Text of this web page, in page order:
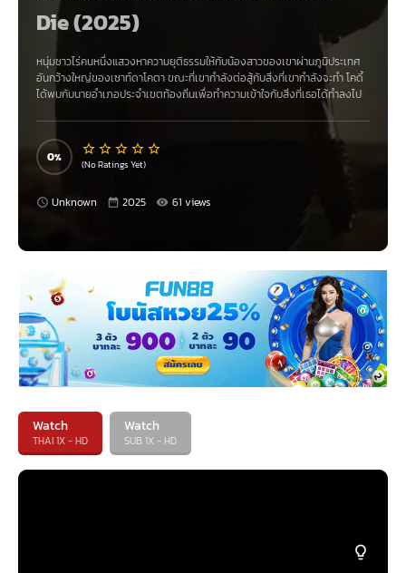
Die (2025)
หนุ่มชาวไร่คนหนึ่งแสวงหาความยุติธรรมให้กับน้องสาวของเขาผ่านภูมิประเทศ
อันกว้างใหญ่ของเซาท์ดาโคตา ขณะที่เขากำลังต่อสู้กับสิ่งที่เขากำลังจะทำ โคดี้
ได้พบกับนายอำเภอประจำเขตท้องถิ่นเพื่อทำความเข้าใจกับสิ่งที่เธอได้ทำลงไป
0 (No Ratings Yet)
Unknown 2025 61 views
Watch
THAI 1X - HD
Watch
SUB 1X - HD